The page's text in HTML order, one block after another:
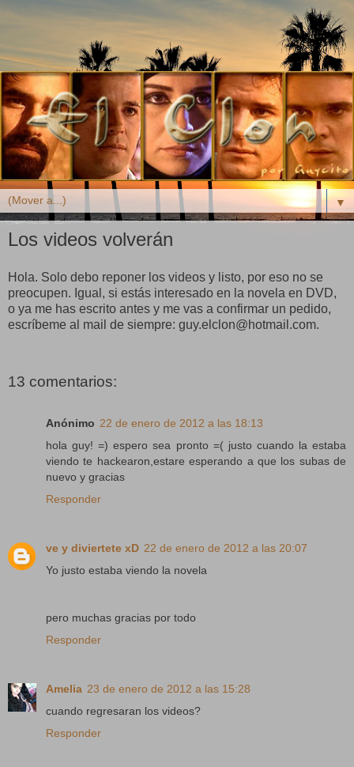
▼
Los videos volverán
Hola. Solo debo reponer los videos y listo, por eso no se
preocupen. Igual, si estás interesado en la novela en DVD,
o ya me has escrito antes y me vas a confirmar un pedido,
escríbeme al mail de siempre: guy.elclon@hotmail.com.
13 comentarios:
Anónimo 22 de enero de 2012 a las 18:13
hola guy! =) espero sea pronto =( justo cuando la estaba
viendo te hackearon,estare esperando a que los subas de
nuevo y gracias
Responder
ve y diviertete xD 22 de enero de 2012 a las 20:07
Yo justo estaba viendo la novela
pero muchas gracias por todo
Responder
Amelia 23 de enero de 2012 a las 15:28
cuando regresaran los videos?
Responder